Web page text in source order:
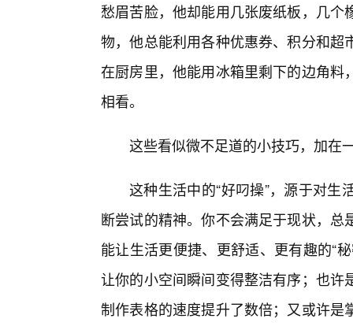
愁眉苦脸，他却能用几张废纸板，几
物，他总能利用各种优惠券、积分和
在厨房里，他能用冰箱里剩下的边角
相看。
这些看似微不足道的小技巧，加在
这种生活中的“好叼操”，源于对
断尝试的精神。你不会满足于现状，
能让生活更便捷、更舒适、更有趣的“
让你的小空间瞬间变得整洁有序；也
制作表格的速度提升了数倍；又或许